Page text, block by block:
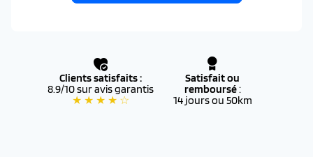
Clients satisfaits :
8.9/10 sur avis garantis
★ ★ ★ ★ ☆
Satisfait ou
remboursé:
14 jours ou 50km